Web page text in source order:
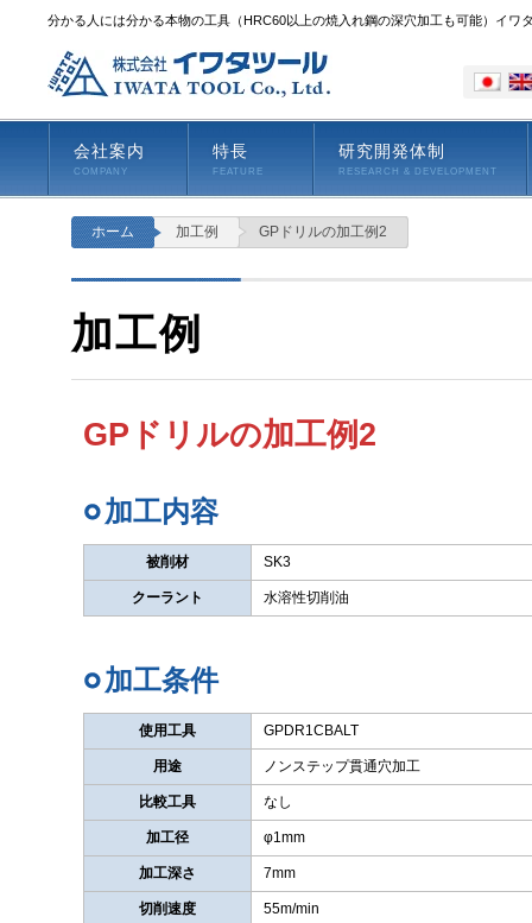
分かる人には分かる本物の工具（HRC60以上の焼入れ鋼の深穴加工も可能）イワ
会社案内
COMPANY
特長
FEATURE
研究開発体制
RESEARCH & DEVELOPMENT
ホーム 加工例 GPドリルの加工例2
加工例
GPドリルの加工例2
加工内容
被削材 SK3
クーラント 水溶性切削油
加工条件
使用工具 GPDR1CBALT
用途 ノンステップ貫通穴加工
比較工具 なし
加工径 φ1mm
加工深さ 7mm
切削速度 55m/min